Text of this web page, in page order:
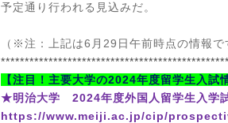
予定通り行われる見込みだ。
（※注：上記は6 月 29 日午前時点の情報
【注目！主要大学の2024年度留学生入試
★明治大学 2024年度外国人留学生入学
https://www.meiji.ac.jp/cip/